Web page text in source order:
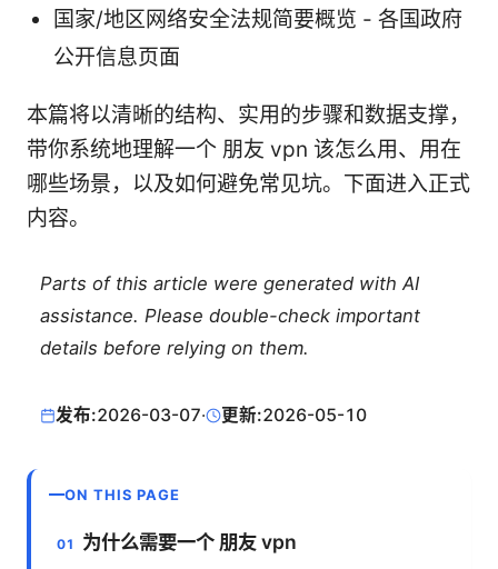
国家/地区网络安全法规简要概览 - 各国政府
公开信息页面
本篇将以清晰的结构、实用的步骤和数据支撑，
带你系统地理解一个 朋友 vpn 该怎么用、用在
哪些场景，以及如何避免常见坑。下面进入正式
内容。
Parts of this article were generated with AI
assistance. Please double-check important
details before relying on them.
发布:2026-03-07· 更新:2026-05-10
ON THIS PAGE
为什么需要一个 朋友 vpn